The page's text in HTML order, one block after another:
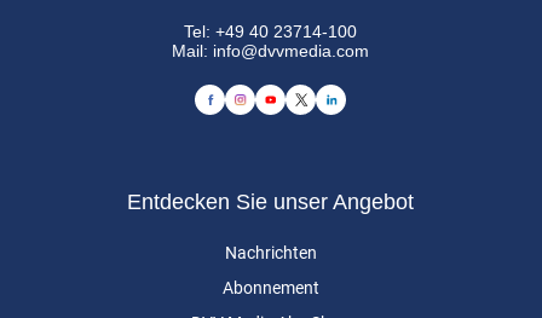
Tel:+49 40 23714-100
Mail: info@dvvmedia.com
Entdecken Sie unser Angebot
Nachrichten
Abonnement